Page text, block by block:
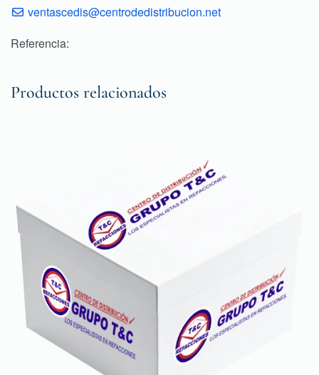
ventascedis@centrodedistribucion.net
Referencia:
Productos relacionados